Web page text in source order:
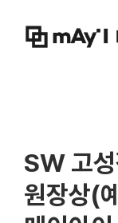
SW 고
원장상(